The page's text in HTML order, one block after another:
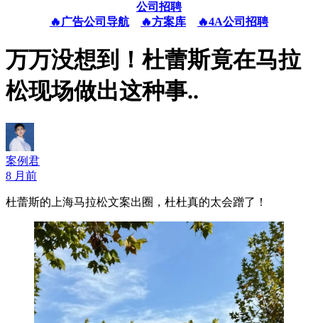
公司招聘
🔥广告公司导航
🔥方案库 🔥4A公司招聘
万万没想到！杜蕾斯竟在马拉
松现场做出这种事..
案例君
8 月前
杜蕾斯的上海马拉松文案出圈，杜杜真的太会蹭了！